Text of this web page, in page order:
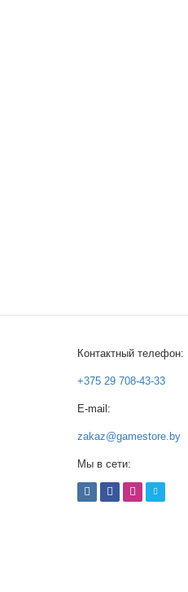
Контактный телефон:
+375 29 708-43-33
E-mail:
zakaz@gamestore.by
Мы в сети: